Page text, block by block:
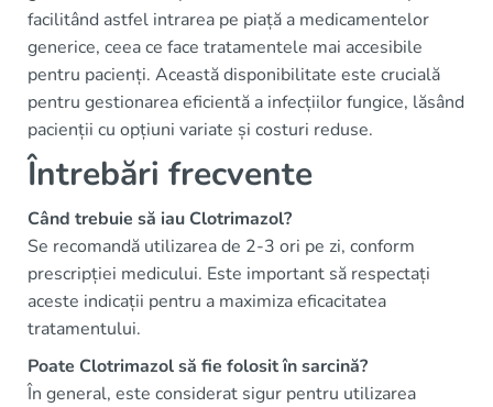
facilitând astfel intrarea pe piață a medicamentelor
generice, ceea ce face tratamentele mai accesibile
pentru pacienți. Această disponibilitate este crucială
pentru gestionarea eficientă a infecțiilor fungice, lăsând
pacienții cu opțiuni variate și costuri reduse.
Întrebări frecvente
Când trebuie să iau Clotrimazol?
Se recomandă utilizarea de 2-3 ori pe zi, conform
prescripției medicului. Este important să respectați
aceste indicații pentru a maximiza eficacitatea
tratamentului.
Poate Clotrimazol să fie folosit în sarcină?
În general, este considerat sigur pentru utilizarea